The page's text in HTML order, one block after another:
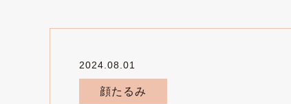
2024.08.01
顔たるみ